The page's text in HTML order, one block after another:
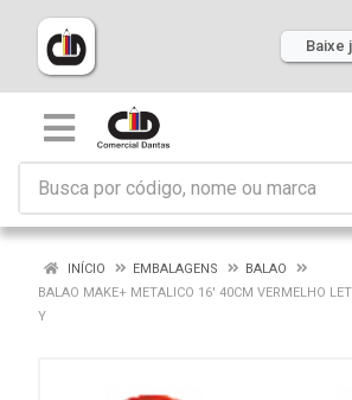
Baixe
INÍCIO EMBALAGENS
BALAO
BALAO MAKE+ METALICO 16' 40CM VERMELHO
Y